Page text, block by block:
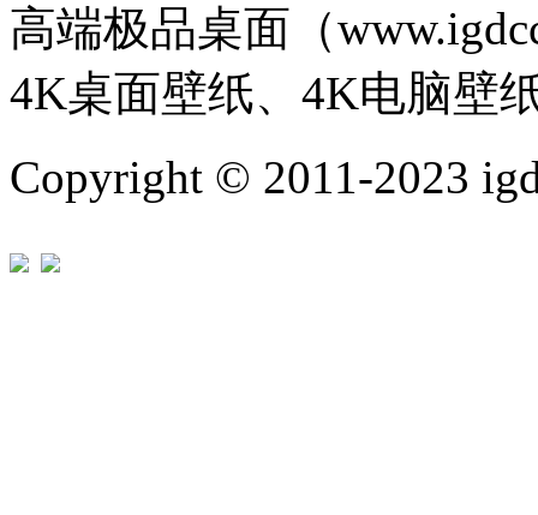
高端极品桌面（
4K桌面壁纸、4K电脑壁
Copyright © 2011-2023